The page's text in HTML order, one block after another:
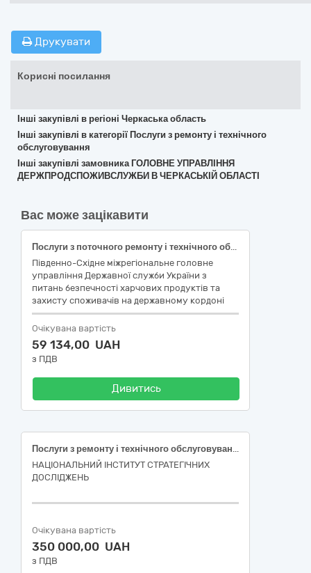
Друкувати
Корисні посилання
Інші закупівлі в регіоні Черкаська область
Інші закупівлі в категорії Послуги з ремонту і технічного
обслуговування
Інші закупівлі замовника ГОЛОВНЕ УПРАВЛІННЯ
ДЕРЖПРОДСПОЖИВСЛУЖБИ В ЧЕРКАСЬКІЙ ОБЛАСТІ
Вас може зацікавити
Послуги з поточного ремонту і технічного обслуговування автомобілів
Південно-Східне міжрегіональне головне
управління Державної служби України з
питань безпечності харчових продуктів та
захисту споживачів на державному кордоні
Очікувана вартість
59 134,00 UAH
з ПДВ
Дивитись
Послуги з ремонту і технічного обслуговування мототранспортних засобів і супутнього обладнання (Послуги з технічного обслуговування та ремонту автотранспорту)
НАЦІОНАЛЬНИЙ ІНСТИТУТ СТРАТЕГІЧНИХ
ДОСЛІДЖЕНЬ
Очікувана вартість
350 000,00 UAH
з ПДВ